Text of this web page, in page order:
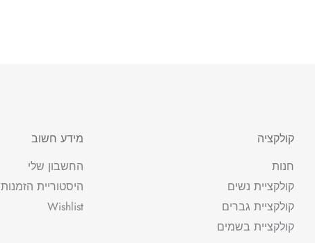
קולקציה
חנות
קולקציית נשים
קולקציית גברים
קולקציית בשמים
מידע חשוב
החשבון שלי
היסטוריית הזמנות
Wishlist